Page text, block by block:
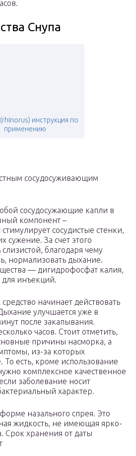
Снупа
инструкция по
применению
сосудосуживающим
сосудосужающие капли в
компонент –
сосудистые стенки,
сужение. За счет этого
слизистой, благодаря чему
нормализовать дыхание.
— дигидрофосфат калия,
для инъекций.
начинает действовать
улучшается уже в
после закапывания.
часов. Стоит отметить,
причины насморка, а
из-за которых
То есть, кроме использование
комплексное качественное
заболевание носит
характер.
назального спрея. Это
жидкость, не имеющая ярко-
Срок хранения от даты